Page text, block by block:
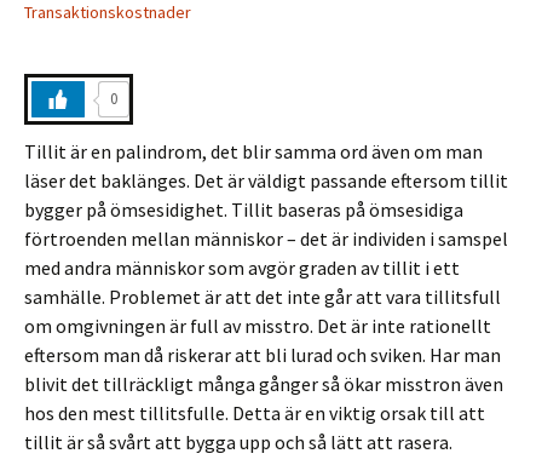
Transaktionskostnader
0
Tillit är en palindrom, det blir samma ord även om man
läser det baklänges. Det är väldigt passande eftersom tillit
bygger på ömsesidighet. Tillit baseras på ömsesidiga
förtroenden mellan människor – det är individen i samspel
med andra människor som avgör graden av tillit i ett
samhälle. Problemet är att det inte går att vara tillitsfull
om omgivningen är full av misstro. Det är inte rationellt
eftersom man då riskerar att bli lurad och sviken. Har man
blivit det tillräckligt många gånger så ökar misstron även
hos den mest tillitsfulle. Detta är en viktig orsak till att
tillit är så svårt att bygga upp och så lätt att rasera.